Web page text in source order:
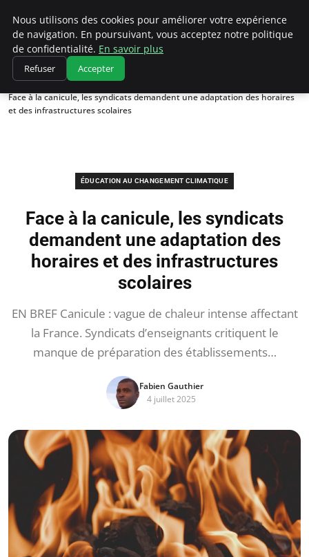
Climatedebtagents
Accueil
Éducation au changement climatique
Face à la canicule, les syndicats demandent une adaptation des horaires
et des infrastructures scolaires
ÉDUCATION AU CHANGEMENT CLIMATIQUE
Face à la canicule, les syndicats
demandent une adaptation des
horaires et des infrastructures
scolaires
EN BREF Canicule : vague de chaleur intense affectant
la France. Syndicats d’enseignants critiquent le
manque de préparation des établissements…
Fabien Gauthier
4 juillet 2025
Nous utilisons des cookies pour améliorer votre expérience
de navigation. En poursuivant, vous acceptez notre politique
de confidentialité. En savoir plus
Refuser Accepter